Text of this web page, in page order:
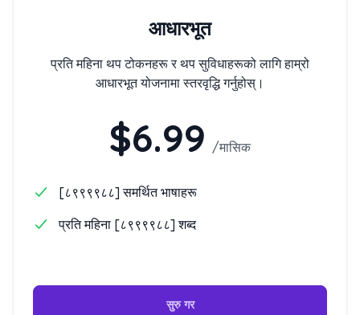
आधारभूत
प्रति महिना थप टोकनहरू र थप सुविधाहरूको लागि हाम्रो
आधारभूत योजनामा स्तरवृद्धि गर्नुहोस्।
$6.99 /मासिक
[८९९९९८८] समर्थित भाषाहरू
प्रति महिना [८९९९९८८] शब्द
सुरु गर